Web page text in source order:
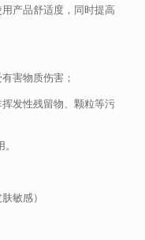
产品舒适度，同时提高
害物质伤害；
发性残留物、颗粒等污
敏感）